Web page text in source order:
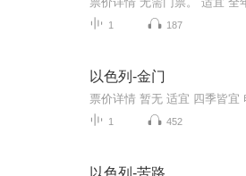
1 187
以色列-金门
1 452
以色列-苦路